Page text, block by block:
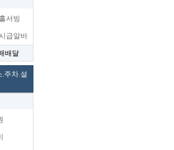
홀서빙
급알바
배달
주차.설